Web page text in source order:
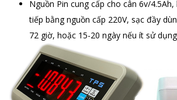
Nguồn Pin cung cấp cho cân 6v/
tiếp bằng nguồn cấp 220V, sạc đầy
72 giờ, hoặc 15-20 ngày nếu ít sử